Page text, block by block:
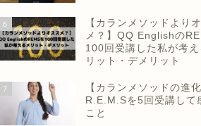
6
【カランメソッドより
メ？】QQ Englishの
100回受講した私が考え
リット・デメリット
7
【カランメソッドの進化
R.E.M.Sを5回受講して
こと